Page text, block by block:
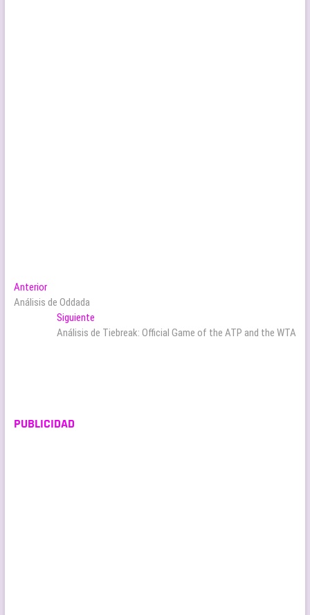
Navegación
de
entradas
AnteriorEntrada
anterior:
Análisis de Oddada
Siguiente
siguiente:
Análisis de Tiebreak: Official Game of the ATP and the WTA
PUBLICIDAD